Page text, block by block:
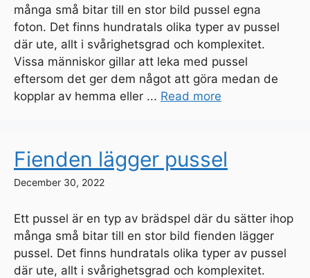
många små bitar till en stor bild pussel egna
foton. Det finns hundratals olika typer av pussel
där ute, allt i svårighetsgrad och komplexitet.
Vissa människor gillar att leka med pussel
eftersom det ger dem något att göra medan de
kopplar av hemma eller ... Read more
Fienden lägger pussel
December 30, 2022
Ett pussel är en typ av brädspel där du sätter ihop
många små bitar till en stor bild fienden lägger
pussel. Det finns hundratals olika typer av pussel
där ute, allt i svårighetsgrad och komplexitet.